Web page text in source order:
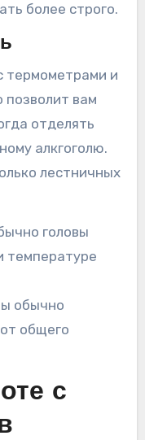
более строго.
термометрами и
вам
отделять
алкгоголю.
лестничных
головы
температуре
обычно
общего
с